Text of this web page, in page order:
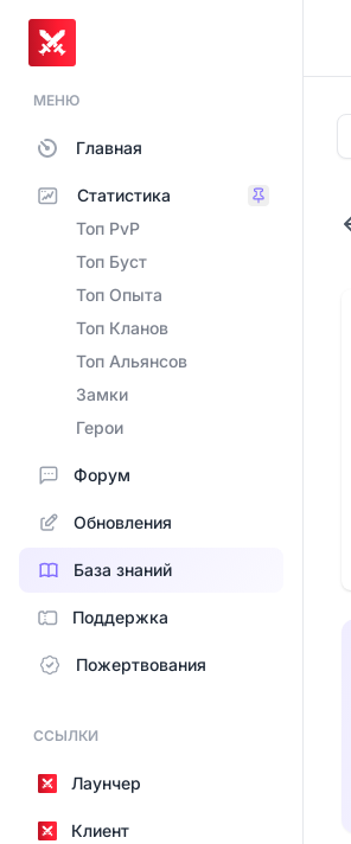
МЕНЮ
Главная
Статистика
Топ PvP
Топ Буст
Топ Опыта
Топ Кланов
Топ Альянсов
Замки
Герои
Форум
Обновления
База знаний
Поддержка
Пожертвования
ССЫЛКИ
Лаунчер
Клиент